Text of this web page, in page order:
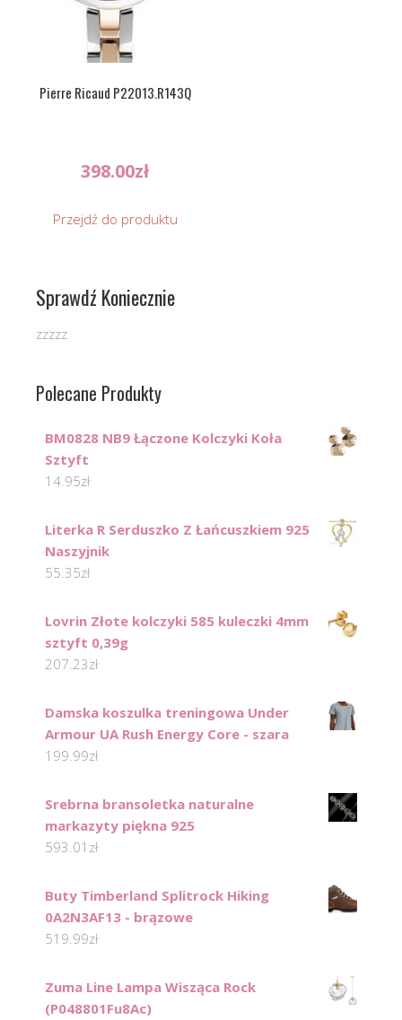
Pierre Ricaud P22013.R143Q
398.00zł
Przejdź do produktu
Sprawdź Koniecznie
zzzzz
Polecane Produkty
BM0828 NB9 Łączone Kolczyki Koła
Sztyft
14.95zł
Literka R Serduszko Z Łańcuszkiem 925
Naszyjnik
55.35zł
Lovrin Złote kolczyki 585 kuleczki 4mm
sztyft 0,39g
207.23zł
Damska koszulka treningowa Under
Armour UA Rush Energy Core - szara
199.99zł
Srebrna bransoletka naturalne
markazyty piękna 925
593.01 zł
Buty Timberland Splitrock Hiking
0A2N3AF13 - brązowe
519.99zł
Zuma Line Lampa Wisząca Rock
(P048801Fu8Ac)